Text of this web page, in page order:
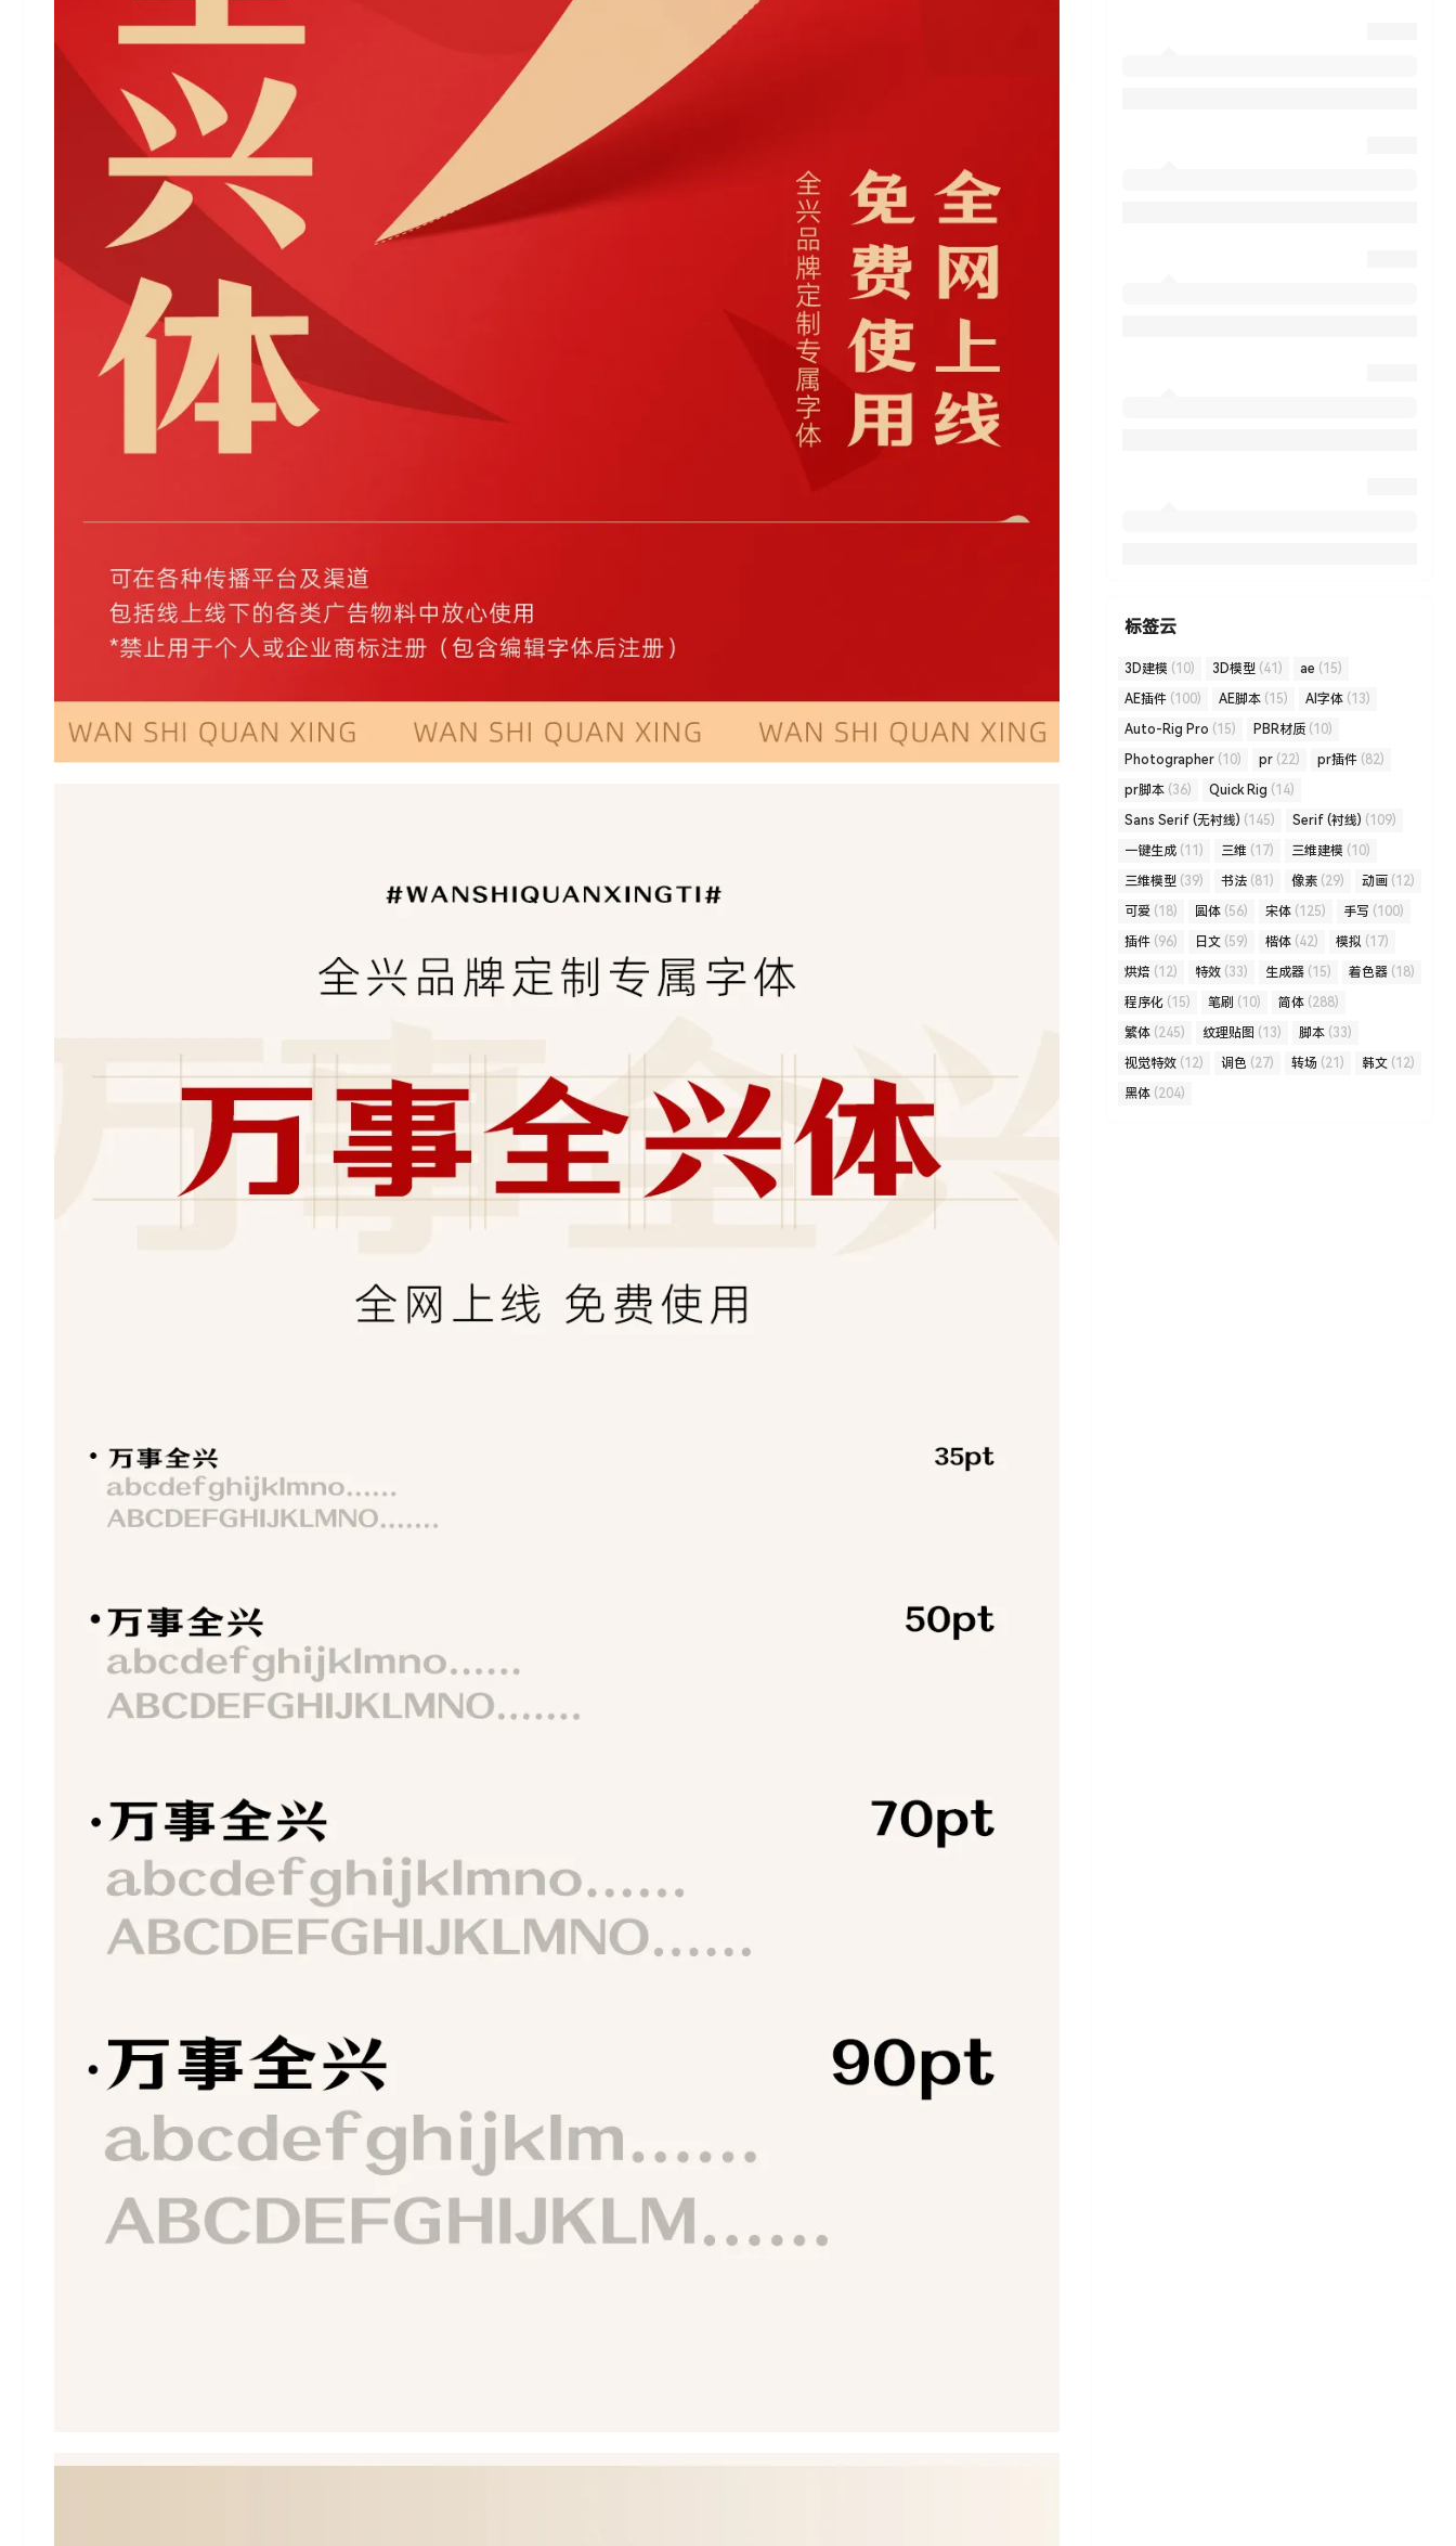
标签云
3D建模 (10) 3D模型 (41) ae (15)
AE插件 (100) AE脚本 (15) AI字体 (13)
Auto-Rig Pro (15) PBR材质 (10)
Photographer (10) pr (22) pr插件 (82)
pr脚本 (36) Quick Rig (14)
Sans Serif (无衬线) (145) Serif (衬线) (109)
一键生成 (11) 三维 (17) 三维建模 (10)
三维模型 (39) 书法 (81) 像素 (29) 动画 (12)
可爱 (18) 圆体 (56) 宋体 (125) 手写 (100)
插件 (96) 日文 (59) 楷体 (42) 模拟 (17)
烘焙 (12) 特效 (33) 生成器 (15) 着色器 (18)
程序化 (15) 笔刷 (10) 简体 (288)
繁体 (245) 纹理贴图 (13) 脚本 (33)
视觉特效 (12) 调色 (27) 转场 (21) 韩文 (12)
黑体 (204)